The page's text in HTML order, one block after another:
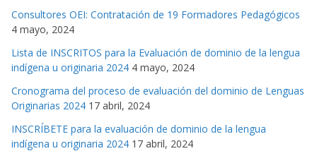
Consultores OEI: Contratación de 19 Formadores Pedagógicos
4 mayo, 2024
Lista de INSCRITOS para la Evaluación de dominio de la lengua
indígena u originaria 2024 4 mayo, 2024
Cronograma del proceso de evaluación del dominio de Lenguas
Originarias 2024 17 abril, 2024
INSCRÍBETE para la evaluación de dominio de la lengua
indígena u originaria 2024 17 abril, 2024